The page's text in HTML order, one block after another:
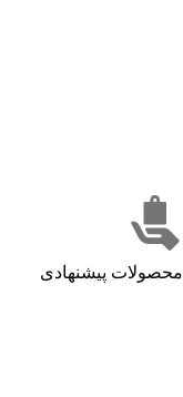
محصولات پیشنهادی